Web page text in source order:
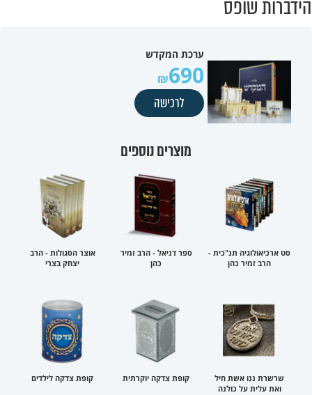
הידברות שופס
ערכת המקדש
690
לרכישה
מוצרים נוספים
סט ארכיאולוגיה תנ"כית -
הרב זמיר כהן
ספר דניאל - הרב זמיר
כהן
אוצר הסגולות - הרב
יצחק בצרי
שרשרת ננו אשת חיל
ואת עלית על כולנה
קופת צדקה יוקרתית קופת צדקה לילדים